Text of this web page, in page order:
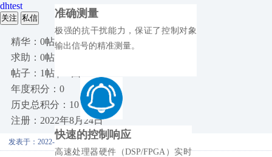
dhtest
关注 私信
精华：0帖
求助：0帖
帖子：1帖 | 14回
年度积分：0
历史总积分：10
注册：2022年8月24日
发表于：2022-08-26 10:33:03
准确测量
极强的抗干扰能力，保证了控制对象
输出信号的精准测量。
快速的控制响应
高速处理器硬件（DSP/FPGA）实时